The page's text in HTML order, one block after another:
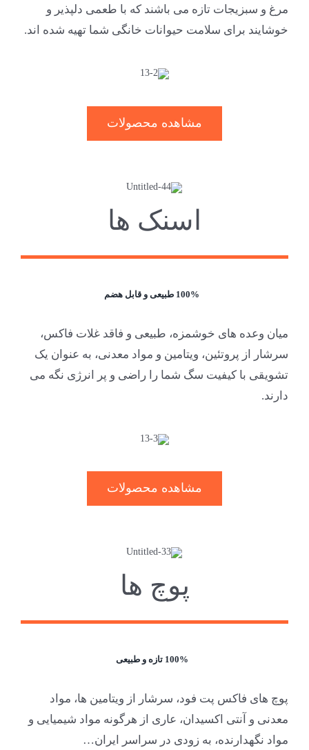
مرغ و سبزیجات تازه می باشند که با طعمی دلپذیر و
خوشایند برای سلامت حیوانات خانگی شما تهیه شده اند.
مشاهده محصولات
اسنک ها
100% طبیعی و قابل هضم
میان وعده های خوشمزه، طبیعی و فاقد غلات فاکس،
سرشار از پروتئین، ویتامین و مواد معدنی، به عنوان یک
تشویقی با کیفیت سگ شما را راضی و پر انرژی نگه می
دارند.
مشاهده محصولات
پوچ ها
100% تازه و طبیعی
پوچ های فاکس پت فود، سرشار از ویتامین ها، مواد
معدنی و آنتی اکسیدان، عاری از هرگونه مواد شیمیایی و
مواد نگهدارنده، به زودی در سراسر ایران…